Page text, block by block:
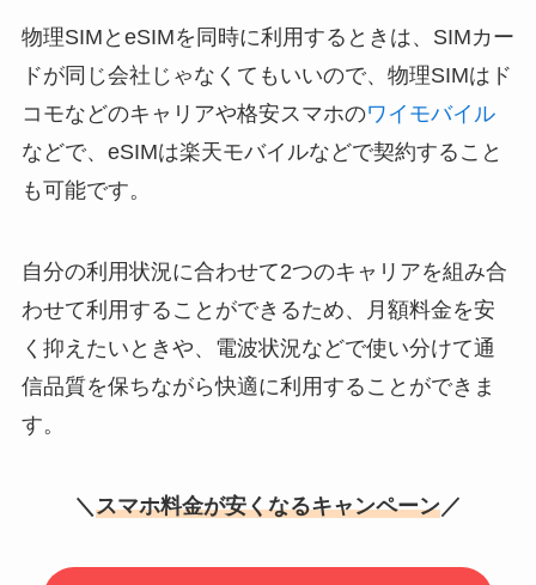
物理SIMとeSIMを同時に利用するときは、SIMカー
ドが同じ会社じゃなくてもいいので、物理SIMはド
コモなどのキャリアや格安スマホのワイモバイル
などで、eSIMは楽天モバイルなどで契約すること
も可能です。
自分の利用状況に合わせて2つのキャリアを組み合
わせて利用することができるため、月額料金を安
く抑えたいときや、電波状況などで使い分けて通
信品質を保ちながら快適に利用することができま
す。
＼ スマホ料金が安くなるキャンペーン／